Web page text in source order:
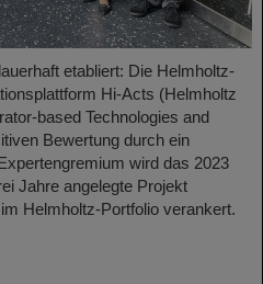
etabliert: Die Helmholtz-
Hi-Acts (Helmholtz
based Technologies and
Bewertung durch ein
wird das 2023
Jahre angelegte Projekt
Helmholtz-Portfolio verankert.